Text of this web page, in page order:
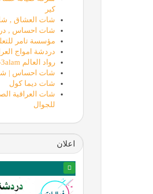
كير
شات العشاق ,
شات احساس ,
مؤسسة تامر
دردشة امواج
رواد العالم rowadel-3alam
شات احساس |
شات ديما كول
شات العراقية
للجوال
اعلان